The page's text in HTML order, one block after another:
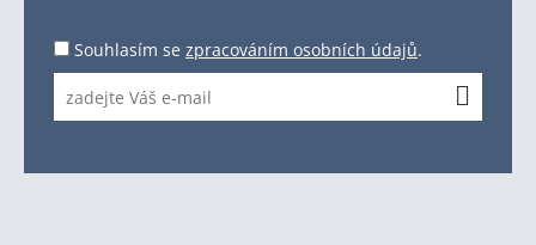
Souhlasím se zpracováním osobních údajů.